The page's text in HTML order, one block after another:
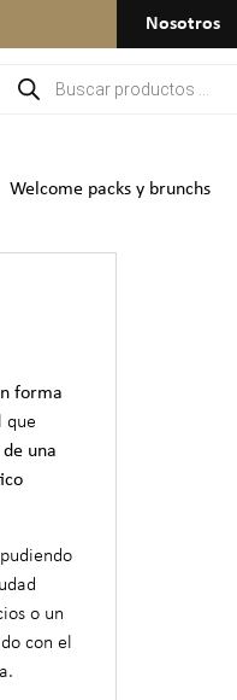
Nosotros
Welcome packs y brunchs
forma
que
una
o un
con el